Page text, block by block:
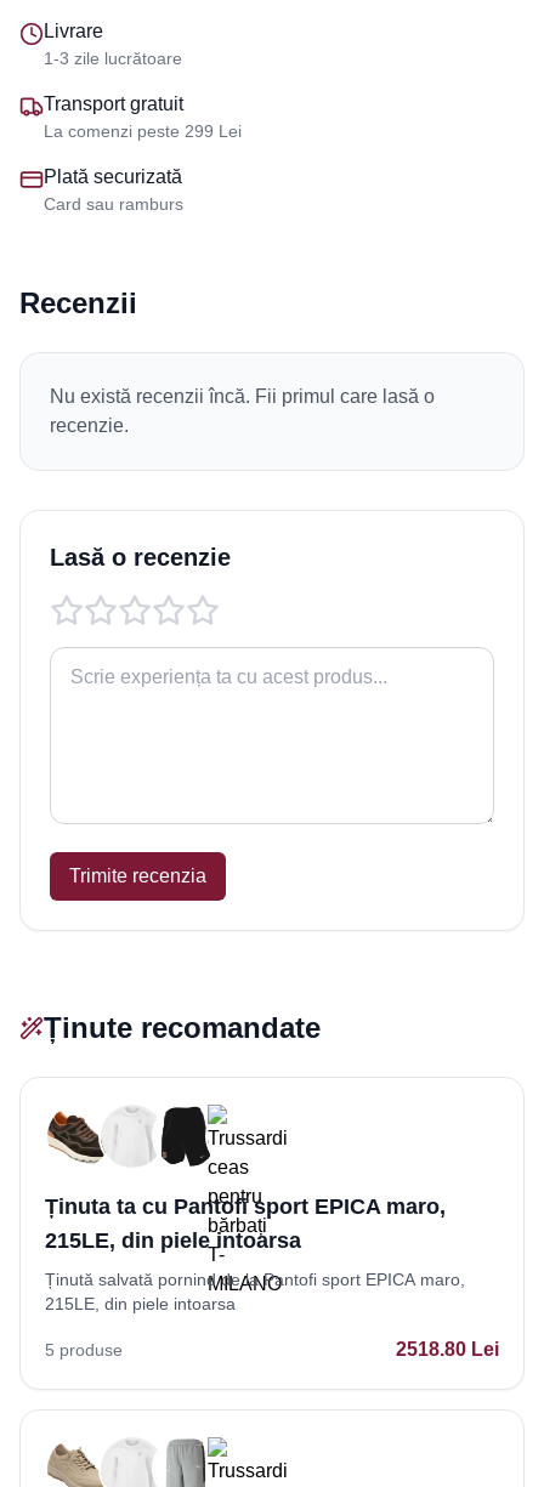
Livrare
1-3 zile lucrătoare
Transport gratuit
La comenzi peste 299 Lei
Plată securizată
Card sau ramburs
Recenzii
Nu există recenzii încă. Fii primul care lasă o
recenzie.
Lasă o recenzie
Trimite recenzia
Ținute recomandate
Ținuta ta cu Pantofi sport EPICA maro,
215LE, din piele intoarsa
Ținută salvată pornind de la Pantofi sport EPICA maro,
215LE, din piele intoarsa
5 produse 2518.80 Lei